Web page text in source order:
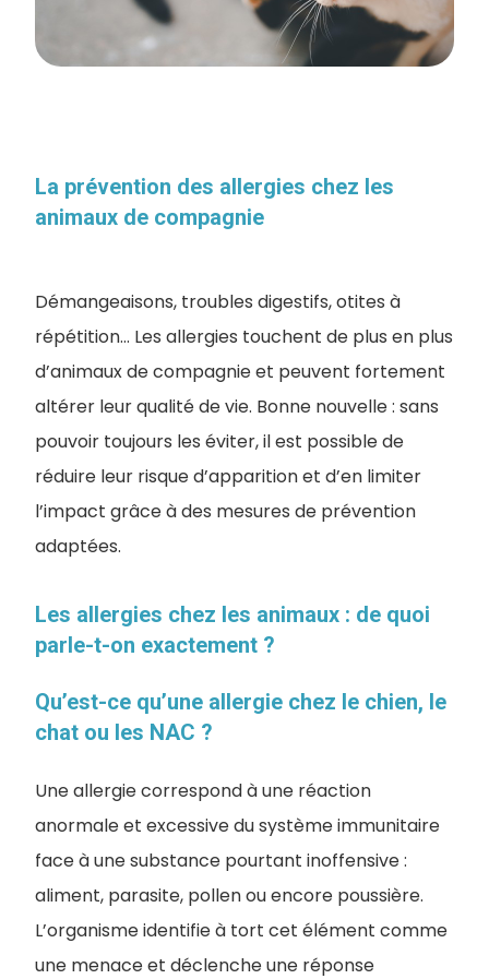
La prévention des allergies chez les
animaux de compagnie
Démangeaisons, troubles digestifs, otites à
répétition… Les allergies touchent de plus en plus
d’animaux de compagnie et peuvent fortement
altérer leur qualité de vie. Bonne nouvelle : sans
pouvoir toujours les éviter, il est possible de
réduire leur risque d’apparition et d’en limiter
l’impact grâce à des mesures de prévention
adaptées.
Les allergies chez les animaux : de quoi
parle-t-on exactement ?
Qu’est-ce qu’une allergie chez le chien, le
chat ou les NAC ?
Une allergie correspond à une réaction
anormale et excessive du système immunitaire
face à une substance pourtant inoffensive :
aliment, parasite, pollen ou encore poussière.
L’organisme identifie à tort cet élément comme
une menace et déclenche une réponse